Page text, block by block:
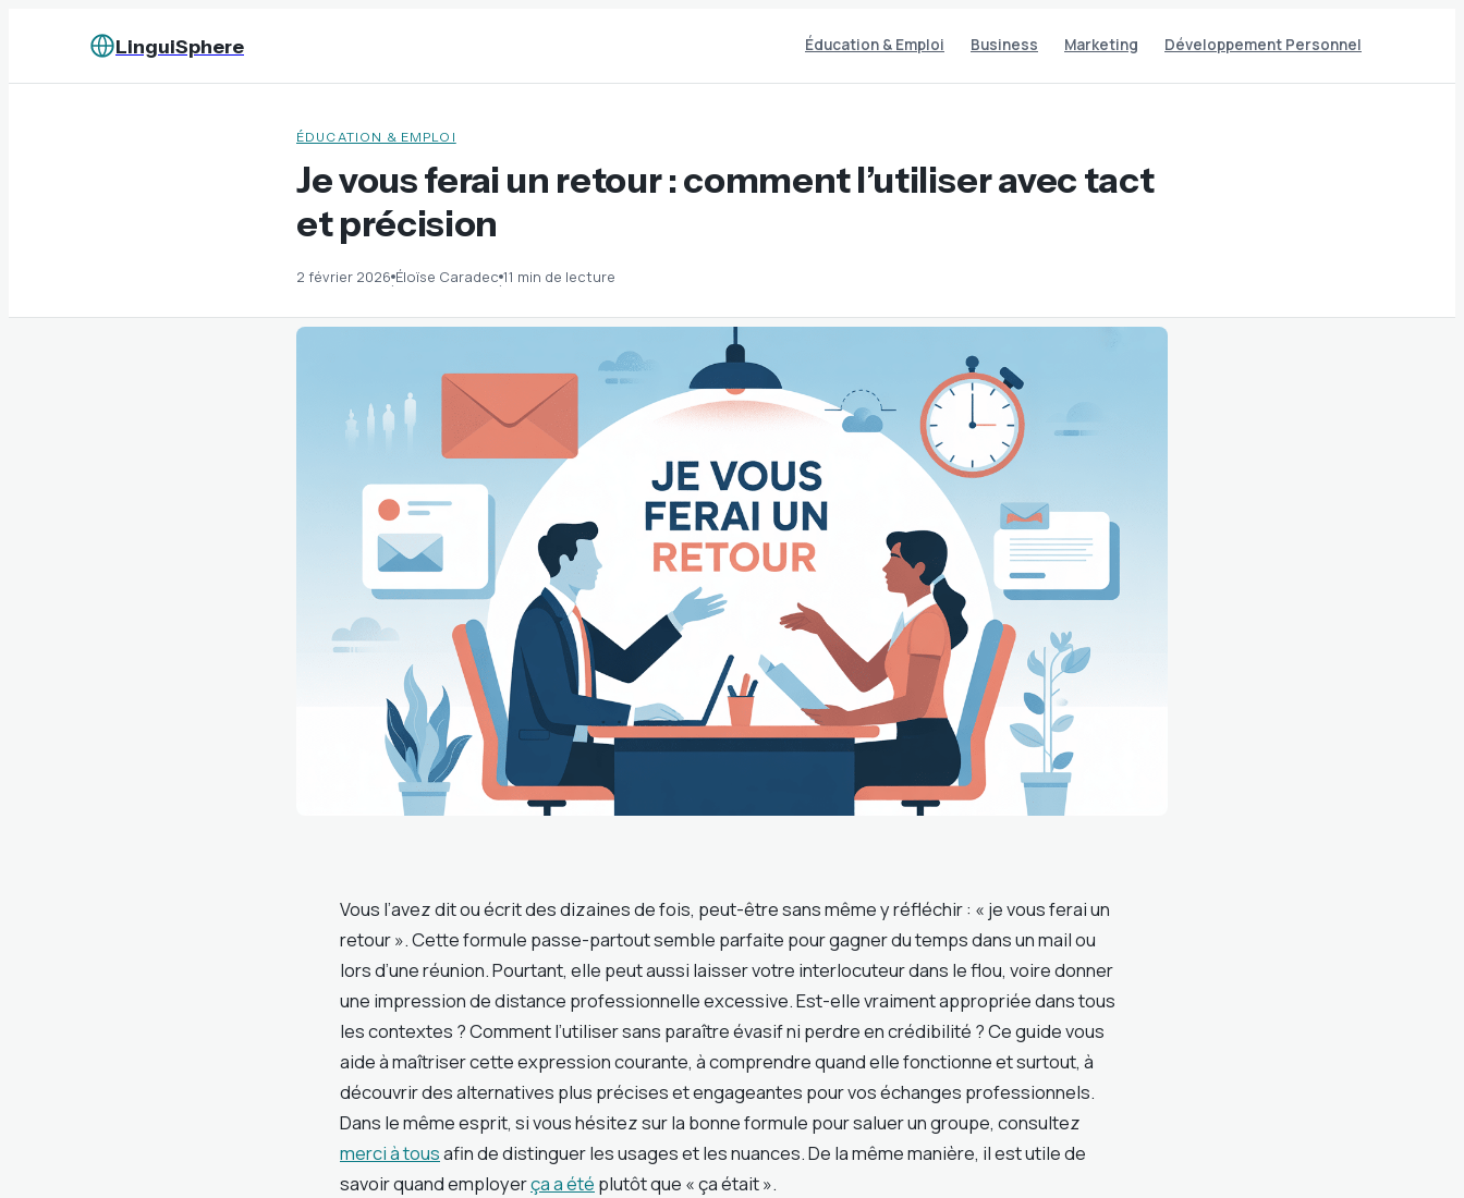
LinguiSphere Éducation & Emploi Business Marketing Développement Personnel
ÉDUCATION & EMPLOI
Je vous ferai un retour : comment l’utiliser avec tact
et précision
2 février 2026·Éloïse Caradec·11 min de lecture
Vous l’avez dit ou écrit des dizaines de fois, peut-être sans même y réfléchir : « je vous ferai un
retour ». Cette formule passe-partout semble parfaite pour gagner du temps dans un mail ou
lors d’une réunion. Pourtant, elle peut aussi laisser votre interlocuteur dans le flou, voire donner
une impression de distance professionnelle excessive. Est-elle vraiment appropriée dans tous
les contextes ? Comment l’utiliser sans paraître évasif ni perdre en crédibilité ? Ce guide vous
aide à maîtriser cette expression courante, à comprendre quand elle fonctionne et surtout, à
découvrir des alternatives plus précises et engageantes pour vos échanges professionnels.
Dans le même esprit, si vous hésitez sur la bonne formule pour saluer un groupe, consultez
merci à tousafin de distinguer les usages et les nuances. De la même manière, il est utile de
savoir quand employerça a été plutôt que « ça était ».